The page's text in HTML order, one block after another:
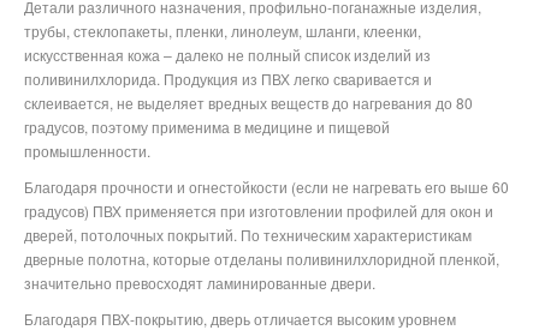
Детали различного назначения, профильно-поганажные изделия,
трубы, стеклопакеты, пленки, линолеум, шланги, клеенки,
искусственная кожа – далеко не полный список изделий из
поливинилхлорида. Продукция из ПВХ легко сваривается и
склеивается, не выделяет вредных веществ до нагревания до 80
градусов, поэтому применима в медицине и пищевой
промышленности.
Благодаря прочности и огнестойкости (если не нагревать его выше 60
градусов) ПВХ применяется при изготовлении профилей для окон и
дверей, потолочных покрытий. По техническим характеристикам
дверные полотна, которые отделаны поливинилхлоридной пленкой,
значительно превосходят ламинированные двери.
Благодаря ПВХ-покрытию, дверь отличается высоким уровнем